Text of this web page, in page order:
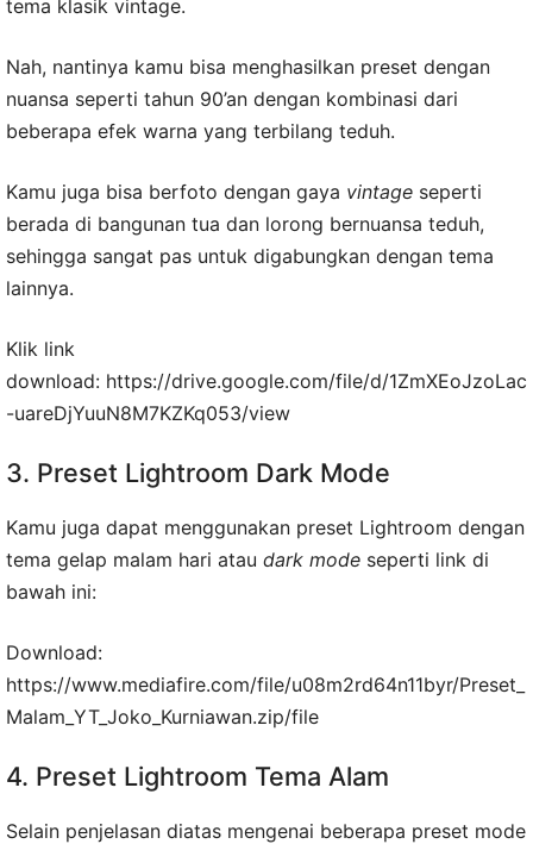
tema klasik vintage.
Nah, nantinya kamu bisa menghasilkan preset dengan
nuansa seperti tahun 90’an dengan kombinasi dari
beberapa efek warna yang terbilang teduh.
Kamu juga bisa berfoto dengan gaya vintage seperti
berada di bangunan tua dan lorong bernuansa teduh,
sehingga sangat pas untuk digabungkan dengan tema
lainnya.
Klik link
download: https://drive.google.com/file/d/1ZmXEoJzoLac
-uareDjYuuN8M7KZKq053/view
3. Preset Lightroom Dark Mode
Kamu juga dapat menggunakan preset Lightroom dengan
tema gelap malam hari atau dark mode seperti link di
bawah ini:
Download:
https://www.mediafire.com/file/u08m2rd64n11byr/Preset_
Malam_YT_Joko_Kurniawan.zip/file
4. Preset Lightroom Tema Alam
Selain penjelasan diatas mengenai beberapa preset mode